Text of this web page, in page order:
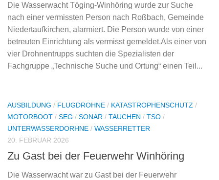
Die Wasserwacht Töging-Winhöring wurde zur Suche
nach einer vermissten Person nach Roßbach, Gemeinde
Niedertaufkirchen, alarmiert. Die Person wurde von einer
betreuten Einrichtung als vermisst gemeldet.Als einer von
vier Drohnentrupps suchten die Spezialisten der
Fachgruppe „Technische Suche und Ortung“ einen Teil...
AUSBILDUNG / FLUGDROHNE / KATASTROPHENSCHUTZ /
MOTORBOOT / SEG / SONAR / TAUCHEN / TSO /
UNTERWASSERDORHNE / WASSERRETTER
20. FEBRUAR 2026
Zu Gast bei der Feuerwehr Winhöring
Die Wasserwacht war zu Gast bei der Feuerwehr